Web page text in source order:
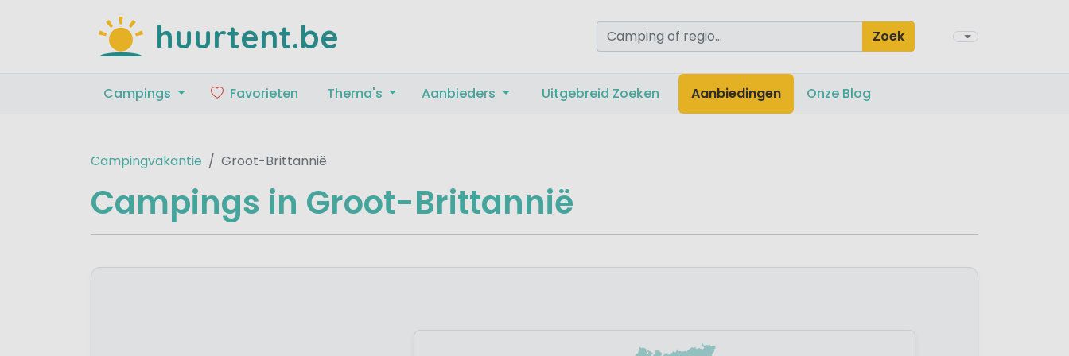
huurtent.be Zoek
Campings Favorieten Thema's Aanbieders Uitgebreid Zoeken Aanbiedingen Onze Blog
Campingvakantie Groot-Brittannië
Campings in Groot-Brittannië